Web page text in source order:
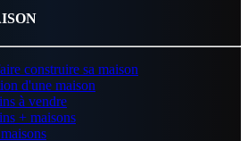
construire sa maison
d'une maison
à vendre
+ maisons